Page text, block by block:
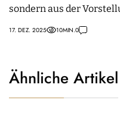
sondern aus der
17. DEZ. 2025 10MIN.0
Ähnliche Artikel